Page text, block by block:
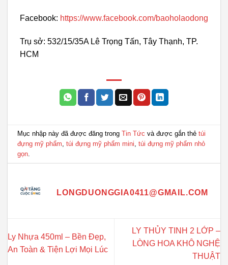
Facebook: https://www.facebook.com/baoholaodong
Trụ sở: 532/15/35A Lê Trọng Tấn, Tây Thạnh, TP.
HCM
Mục nhập này đã được đăng trongTin Tức và được gắn thẻtúi
đựng mỹ phẩm ,túi đựng mỹ phẩm mini ,túi đựng mỹ phẩm nhỏ
gọn
LONGDUONGGIA0411@GMAIL.COM
Ly Nhựa 450ml – Bền Đẹp,
An Toàn & Tiện Lợi Mọi Lúc
LY THỦY TINH 2 LỚP –
LÒNG HOA KHÔ NGHỆ
THUẬT